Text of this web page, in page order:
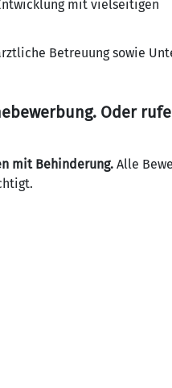
mit vielseitigen
Betreuung sowie
Oder
mit Behinderung. Alle